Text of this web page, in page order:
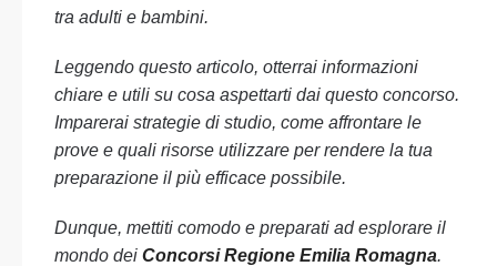
tra adulti e bambini.
Leggendo questo articolo, otterrai informazioni
chiare e utili su cosa aspettarti dai questo concorso.
Imparerai strategie di studio, come affrontare le
prove e quali risorse utilizzare per rendere la tua
preparazione il più efficace possibile.
Dunque, mettiti comodo e preparati ad esplorare il
mondo dei Concorsi Regione Emilia Romagna.